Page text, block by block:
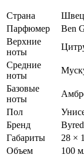
Страна
Парфюмер
Ben
Верхние
ноты
Средние
ноты
Базовые
ноты
Пол
Бренд
Габариты
28 ×
Объем
100